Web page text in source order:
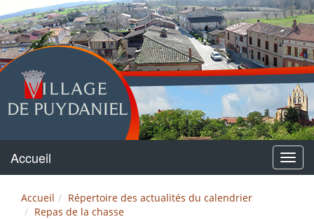
Puydaniel
Menu
Accueil
Accueil
Répertoire des actualités du calendrier
Repas de la chasse